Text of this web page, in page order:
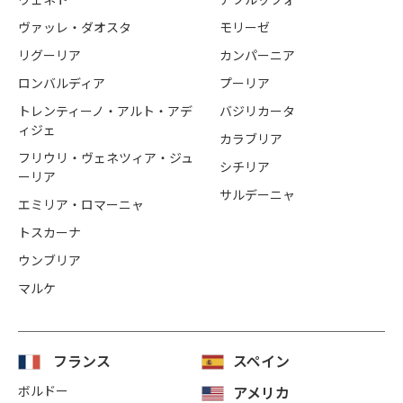
ヴァッレ・ダオスタ
リグーリア
ロンバルディア
トレンティーノ・アルト・アデ
ィジェ
フリウリ・ヴェネツィア・ジュ
ーリア
エミリア・ロマーニャ
トスカーナ
ウンブリア
マルケ
モリーゼ
カンパーニア
プーリア
バジリカータ
カラブリア
シチリア
サルデーニャ
フランス
ボルドー
スペイン
アメリカ